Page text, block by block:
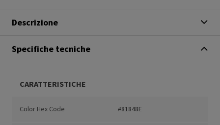
Descrizione
Specifiche tecniche
CARATTERISTICHE
Color Hex Code #81848E